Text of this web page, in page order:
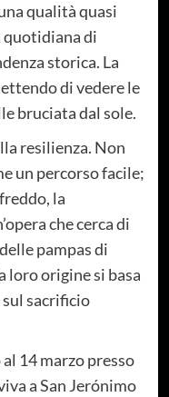
qualità quasi
quotidiana di
storica. La
di vedere le
bruciata dal sole.
resilienza. Non
un percorso facile;
la
che cerca di
pampas di
loro origine si basa
sacrificio
14 marzo presso
a San Jerónimo